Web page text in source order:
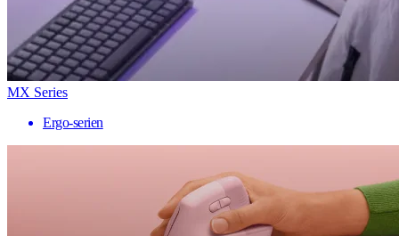
MX Series
Ergo-serien